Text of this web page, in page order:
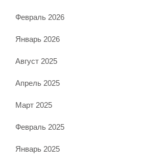
Февраль 2026
Январь 2026
Август 2025
Апрель 2025
Март 2025
Февраль 2025
Январь 2025